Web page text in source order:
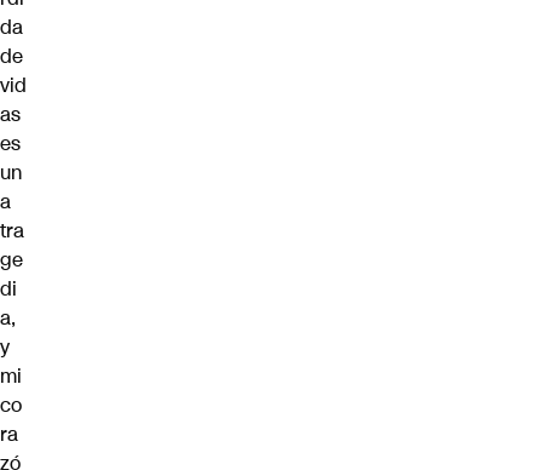
da
de
vid
as
es
un
a
tra
ge
di
a,
y
mi
co
ra
zó